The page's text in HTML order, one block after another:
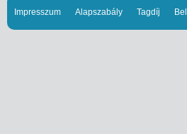
Impresszum Alapszabály Tagdíj